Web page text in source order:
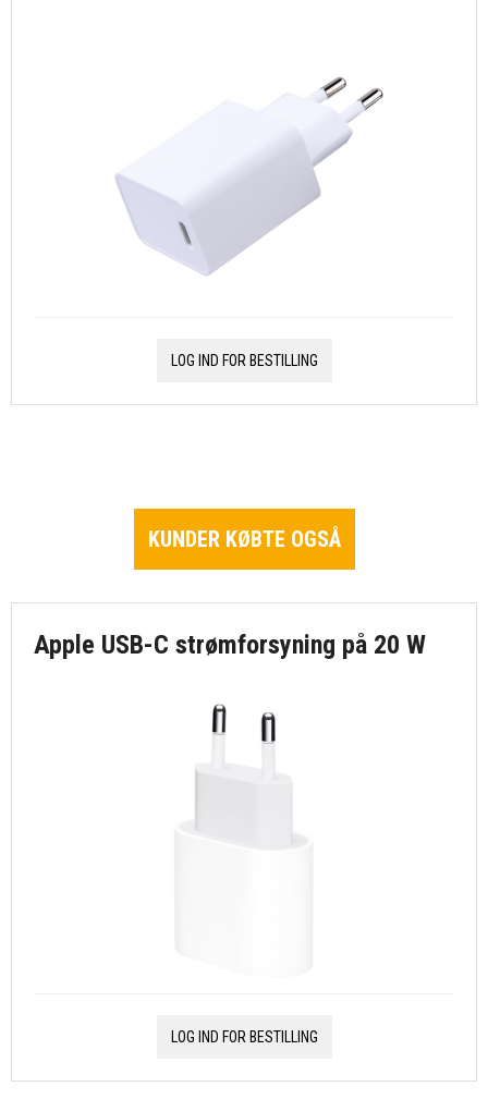
LOG IND FOR BESTILLING
KUNDER KØBTE OGSÅ
Apple USB-C strømforsyning på 20 W
LOG IND FOR BESTILLING